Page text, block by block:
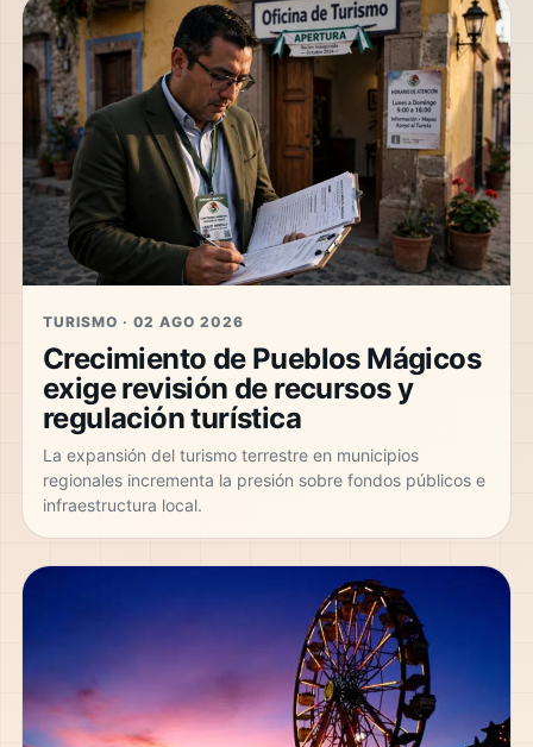
TURISMO · 02 AGO 2026
Crecimiento de Pueblos Mágicos
exige revisión de recursos y
regulación turística
La expansión del turismo terrestre en municipios
regionales incrementa la presión sobre fondos públicos e
infraestructura local.